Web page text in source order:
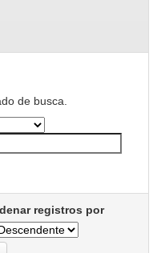
de busca.
registros por